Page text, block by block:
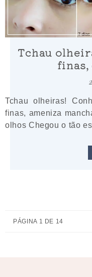
Tchau
finas,
Tchau olheiras!
finas, ameniza
olhos Chegou o tão
PÁGINA 1 DE 14